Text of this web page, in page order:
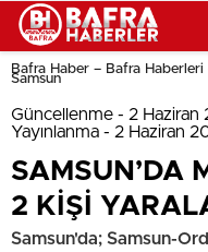
Bafra Haber – Bafra
Samsun
Güncellenme - 2 Haziran
Yayınlanma - 2 Haziran
SAMSUN’DA
2 KİŞİ
Samsun'da; Samsun-